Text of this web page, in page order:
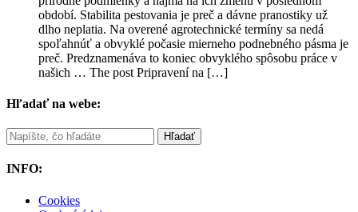
období. Stabilita pestovania je preč a dávne pranostiky už
dlho neplatia. Na overené agrotechnické termíny sa nedá
spoľahnúť a obvyklé počasie mierneho podnebného pásma je
preč. Predznamenáva to koniec obvyklého spôsobu práce v
našich … The post Pripravení na […]
Hľadať na webe:
INFO:
Cookies